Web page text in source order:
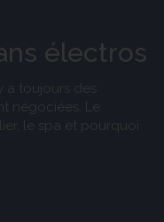
électros
a toujours des
négociées. Le
le spa et pourquoi